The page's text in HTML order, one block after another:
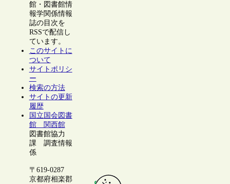
館・図書館情
報学関係情報
誌の目次を
RSSで配信し
ています。
このサイトに
ついて
サイトポリシ
ー
検索の方法
サイトの更新
履歴
国立国会図書
館 関西館
図書館協力
課 調査情報
係
〒619-0287
京都府相楽郡